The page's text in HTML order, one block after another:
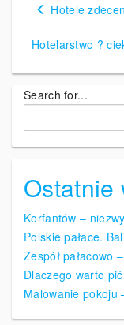
N
a
w
i
g
a
c
j
a
p
o
w
Hotele
Hotelarstwo ?
Search for...
Ostatnie
Korfantów –
Polskie pałace.
Zespół pałacowo
Dlaczego warto
Malowanie pokoju